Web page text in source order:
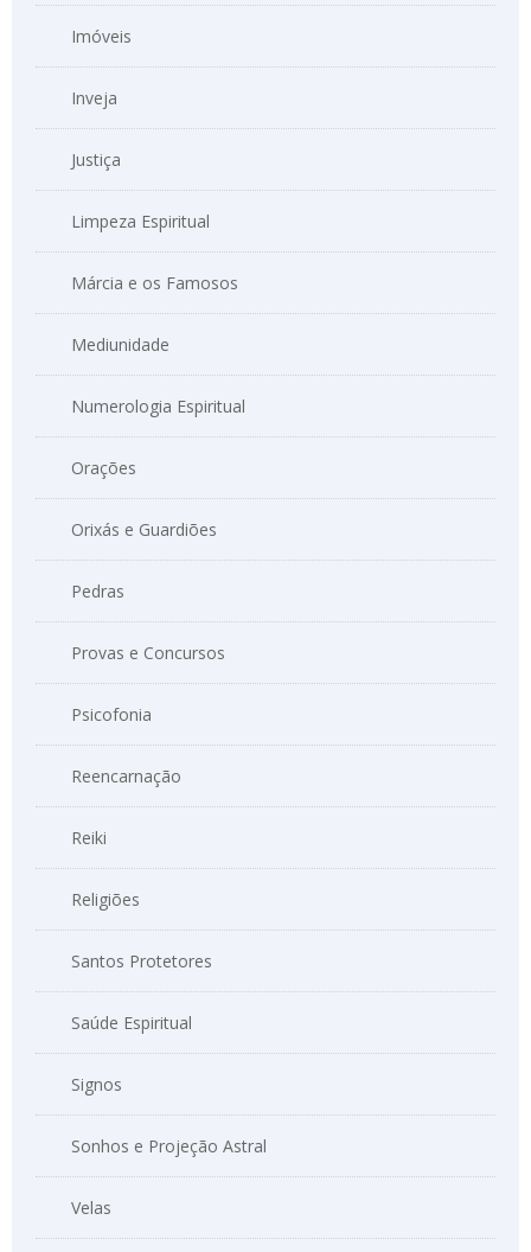
Imóveis
Inveja
Justiça
Limpeza Espiritual
Márcia e os Famosos
Mediunidade
Numerologia Espiritual
Orações
Orixás e Guardiões
Pedras
Provas e Concursos
Psicofonia
Reencarnação
Reiki
Religiões
Santos Protetores
Saúde Espiritual
Signos
Sonhos e Projeção Astral
Velas